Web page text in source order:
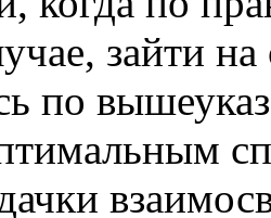
зайти на
по